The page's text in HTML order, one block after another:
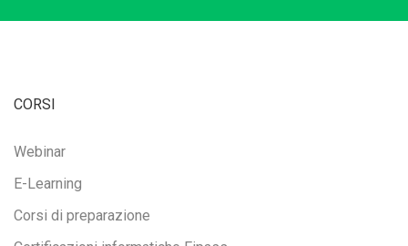
CORSI
Webinar
E-Learning
Corsi di preparazione